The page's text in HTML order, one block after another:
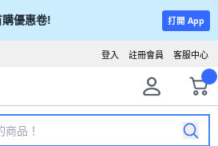
優惠卷! 打開 App
客服中心
註冊會員
登入